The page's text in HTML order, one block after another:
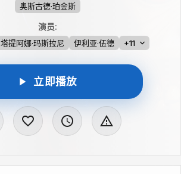
奥斯古德·珀金斯
演员:
塔提阿娜·玛斯拉尼 伊利亚·伍德 +11
立即播放